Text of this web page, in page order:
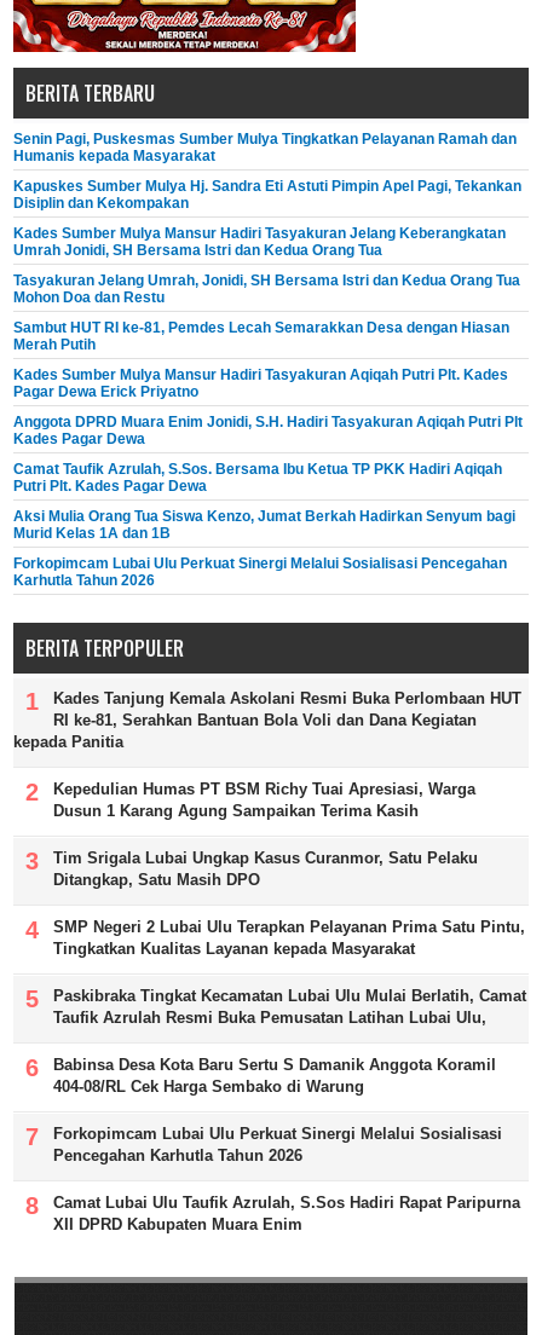
BERITA TERBARU
Senin Pagi, Puskesmas Sumber Mulya Tingkatkan Pelayanan Ramah dan
Humanis kepada Masyarakat
Kapuskes Sumber Mulya Hj. Sandra Eti Astuti Pimpin Apel Pagi, Tekankan
Disiplin dan Kekompakan
Kades Sumber Mulya Mansur Hadiri Tasyakuran Jelang Keberangkatan
Umrah Jonidi, SH Bersama Istri dan Kedua Orang Tua
Tasyakuran Jelang Umrah, Jonidi, SH Bersama Istri dan Kedua Orang Tua
Mohon Doa dan Restu
Sambut HUT RI ke-81, Pemdes Lecah Semarakkan Desa dengan Hiasan
Merah Putih
Kades Sumber Mulya Mansur Hadiri Tasyakuran Aqiqah Putri Plt. Kades
Pagar Dewa Erick Priyatno
Anggota DPRD Muara Enim Jonidi, S.H. Hadiri Tasyakuran Aqiqah Putri Plt
Kades Pagar Dewa
Camat Taufik Azrulah, S.Sos. Bersama Ibu Ketua TP PKK Hadiri Aqiqah
Putri Plt. Kades Pagar Dewa
Aksi Mulia Orang Tua Siswa Kenzo, Jumat Berkah Hadirkan Senyum bagi
Murid Kelas 1A dan 1B
Forkopimcam Lubai Ulu Perkuat Sinergi Melalui Sosialisasi Pencegahan
Karhutla Tahun 2026
BERITA TERPOPULER
Kades Tanjung Kemala Askolani Resmi Buka Perlombaan HUT
RI ke-81, Serahkan Bantuan Bola Voli dan Dana Kegiatan
kepada Panitia
Kepedulian Humas PT BSM Richy Tuai Apresiasi, Warga
Dusun 1 Karang Agung Sampaikan Terima Kasih
Tim Srigala Lubai Ungkap Kasus Curanmor, Satu Pelaku
Ditangkap, Satu Masih DPO
SMP Negeri 2 Lubai Ulu Terapkan Pelayanan Prima Satu Pintu,
Tingkatkan Kualitas Layanan kepada Masyarakat
Paskibraka Tingkat Kecamatan Lubai Ulu Mulai Berlatih, Camat
Taufik Azrulah Resmi Buka Pemusatan Latihan Lubai Ulu,
Babinsa Desa Kota Baru Sertu S Damanik Anggota Koramil
404-08/RL Cek Harga Sembako di Warung
Forkopimcam Lubai Ulu Perkuat Sinergi Melalui Sosialisasi
Pencegahan Karhutla Tahun 2026
Camat Lubai Ulu Taufik Azrulah, S.Sos Hadiri Rapat Paripurna
XII DPRD Kabupaten Muara Enim